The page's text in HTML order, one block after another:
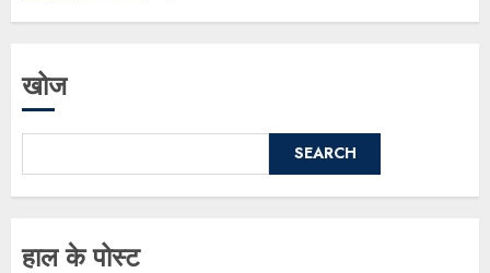
खोज
SEARCH
हाल के पोस्ट